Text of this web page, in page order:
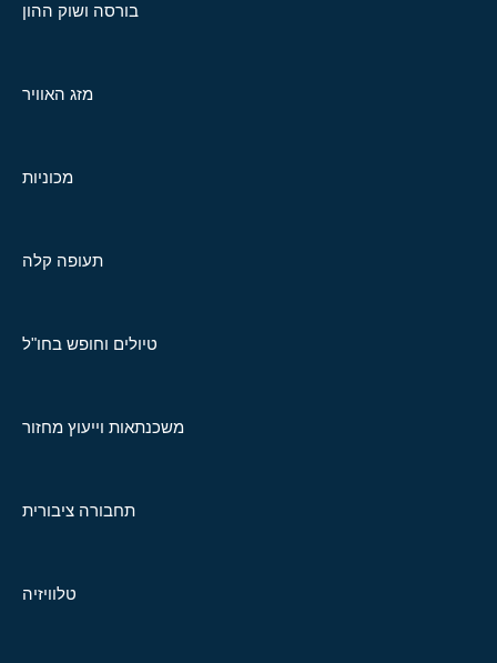
בורסה ושוק ההון
מזג האוויר
מכוניות
תעופה קלה
טיולים וחופש בחו"ל
משכנתאות וייעוץ מחזור
תחבורה ציבורית
טלוויזיה